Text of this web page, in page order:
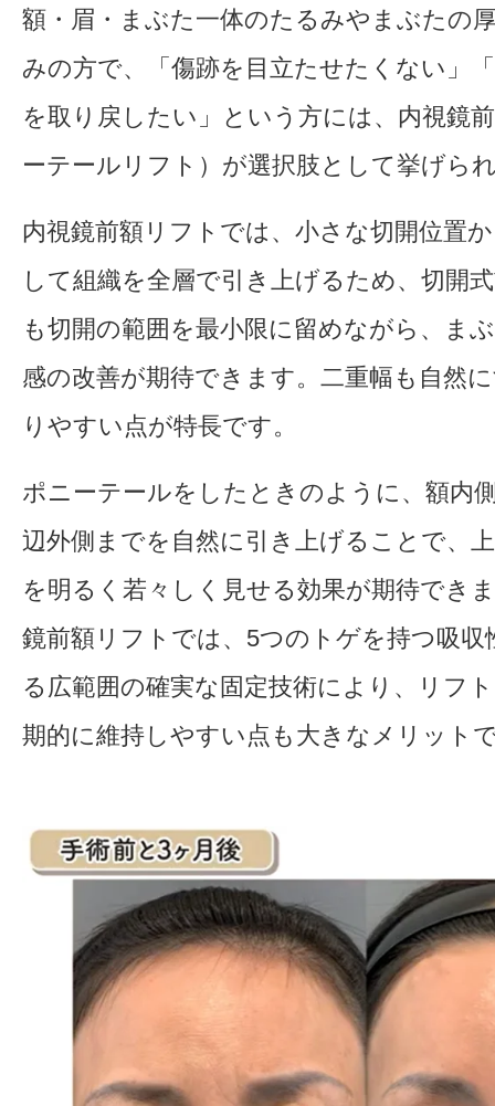
額・眉・まぶた一体のたるみやまぶたの
みの方で、「傷跡を目立たせたくない」
を取り戻したい」という方には、内視鏡
ーテールリフト）が選択肢として挙げら
内視鏡前額リフトでは、小さな切開位置
して組織を全層で引き上げるため、切開
も切開の範囲を最小限に留めながら、ま
感の改善が期待できます。二重幅も自然
りやすい点が特長です。
ポニーテールをしたときのように、額内
辺外側までを自然に引き上げることで、
を明るく若々しく見せる効果が期待でき
鏡前額リフトでは、5つのトゲを持つ吸収
る広範囲の確実な固定技術により、リフ
期的に維持しやすい点も大きなメリット